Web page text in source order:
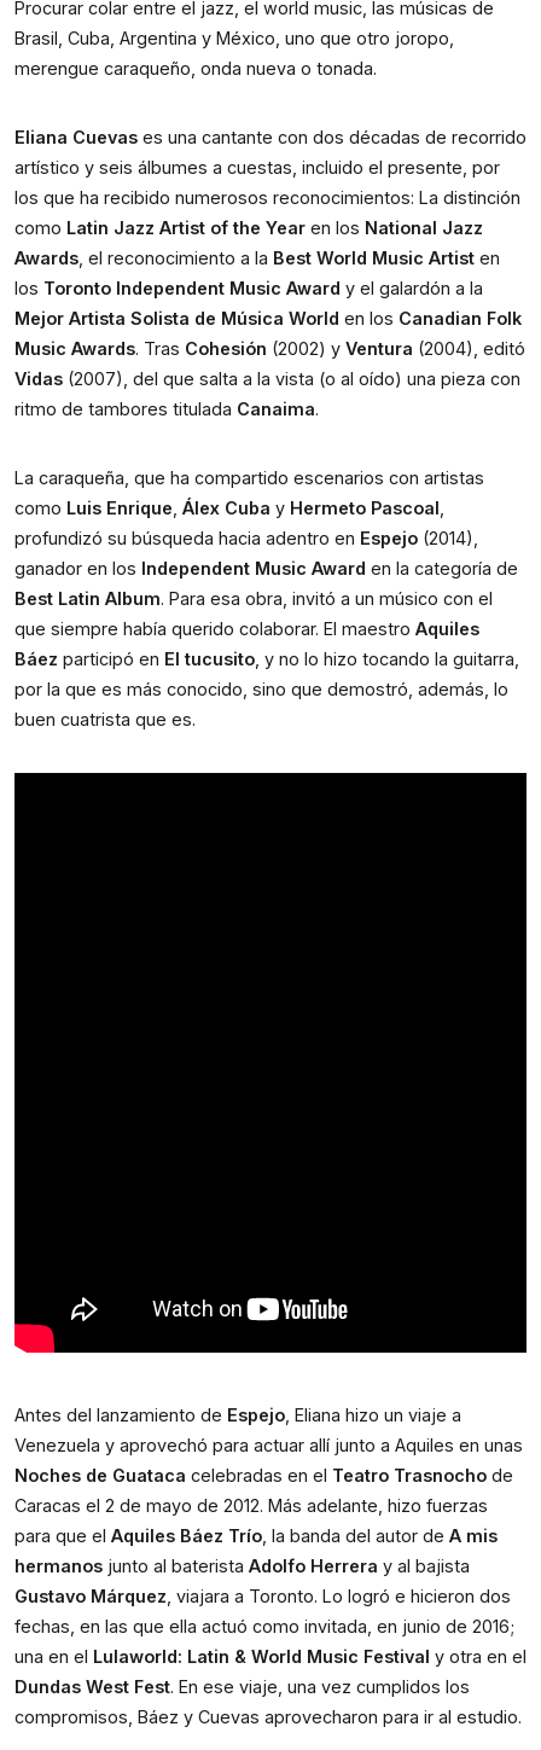
Procurar colar entre el jazz, el world music, las músicas de
Brasil, Cuba, Argentina y México, uno que otro joropo,
merengue caraqueño, onda nueva o tonada.
Eliana Cuevas es una cantante con dos décadas de recorrido
artístico y seis álbumes a cuestas, incluido el presente, por
los que ha recibido numerosos reconocimientos: La distinción
como Latin Jazz Artist of the Year en los National Jazz
Awards, el reconocimiento a la Best World Music Artist en
los Toronto Independent Music Award
Mejor Artista Solista de Música World en los Canadian Folk
Music Awards. Tras Cohesión (2002) y Ventura
Vidas (2007), del que salta a la vista (o al oído) una pieza con
ritmo de tambores titulada Canaima.
La caraqueña, que ha compartido escenarios con artistas
como Luis Enrique, Álex Cuba y Hermeto Pascoal ,
profundizó su búsqueda hacia adentro en Espejo (2014),
ganador en los Independent Music Award
Best Latin Album. Para esa obra, invitó a un músico con el
que siempre había querido colaborar. El maestro Aquiles
Báez participó en El tucusito, y no lo hizo tocando la guitarra,
por la que es más conocido, sino que demostró, además, lo
buen cuatrista que es.
Antes del lanzamiento de Espejo, Eliana hizo un viaje a
Noches de Guataca celebradas en el Teatro Trasnocho de
Caracas el 2 de mayo de 2012. Más adelante, hizo fuerzas
para que el Aquiles Báez Trío, la banda del autor de A mis
hermanos junto al baterista Adolfo Herrera
Gustavo Márquez, viajara a Toronto. Lo logró e hicieron dos
fechas, en las que ella actuó como invitada, en junio de 2016;
una en el Lulaworld: Latin & World Music Festival y otra en el
Dundas West Fest. En ese viaje, una vez cumplidos los
compromisos, Báez y Cuevas aprovecharon para ir al estudio.